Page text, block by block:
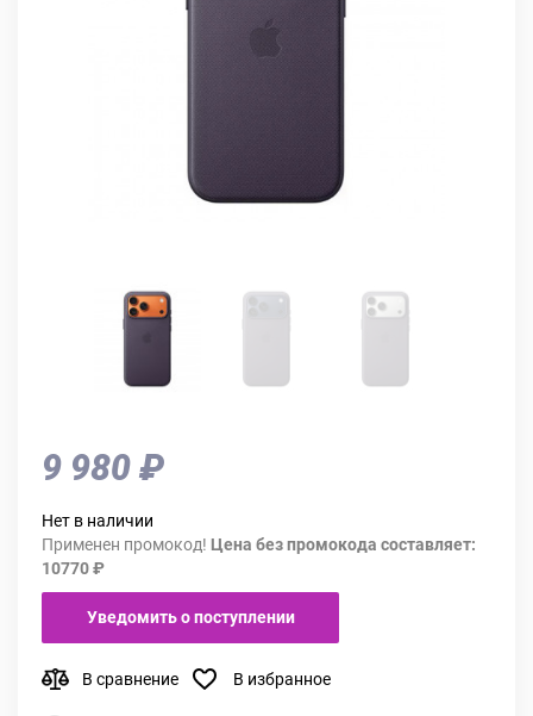
9 980 ₽
Нет в наличии
Применен промокод! Цена без промокода составляет:
10770 ₽
Уведомить о поступлении
В сравнение В избранное